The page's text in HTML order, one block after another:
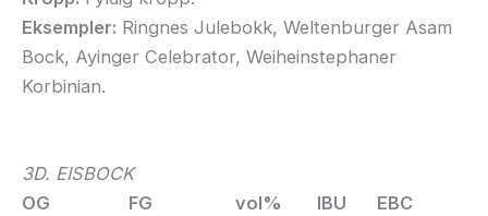
Eksempler: Ringnes Julebokk, Weltenburger Asam
Bock, Ayinger Celebrator, Weiheinstephaner
Korbinian.
3D. EISBOCK
OG FG vol% IBU EBC